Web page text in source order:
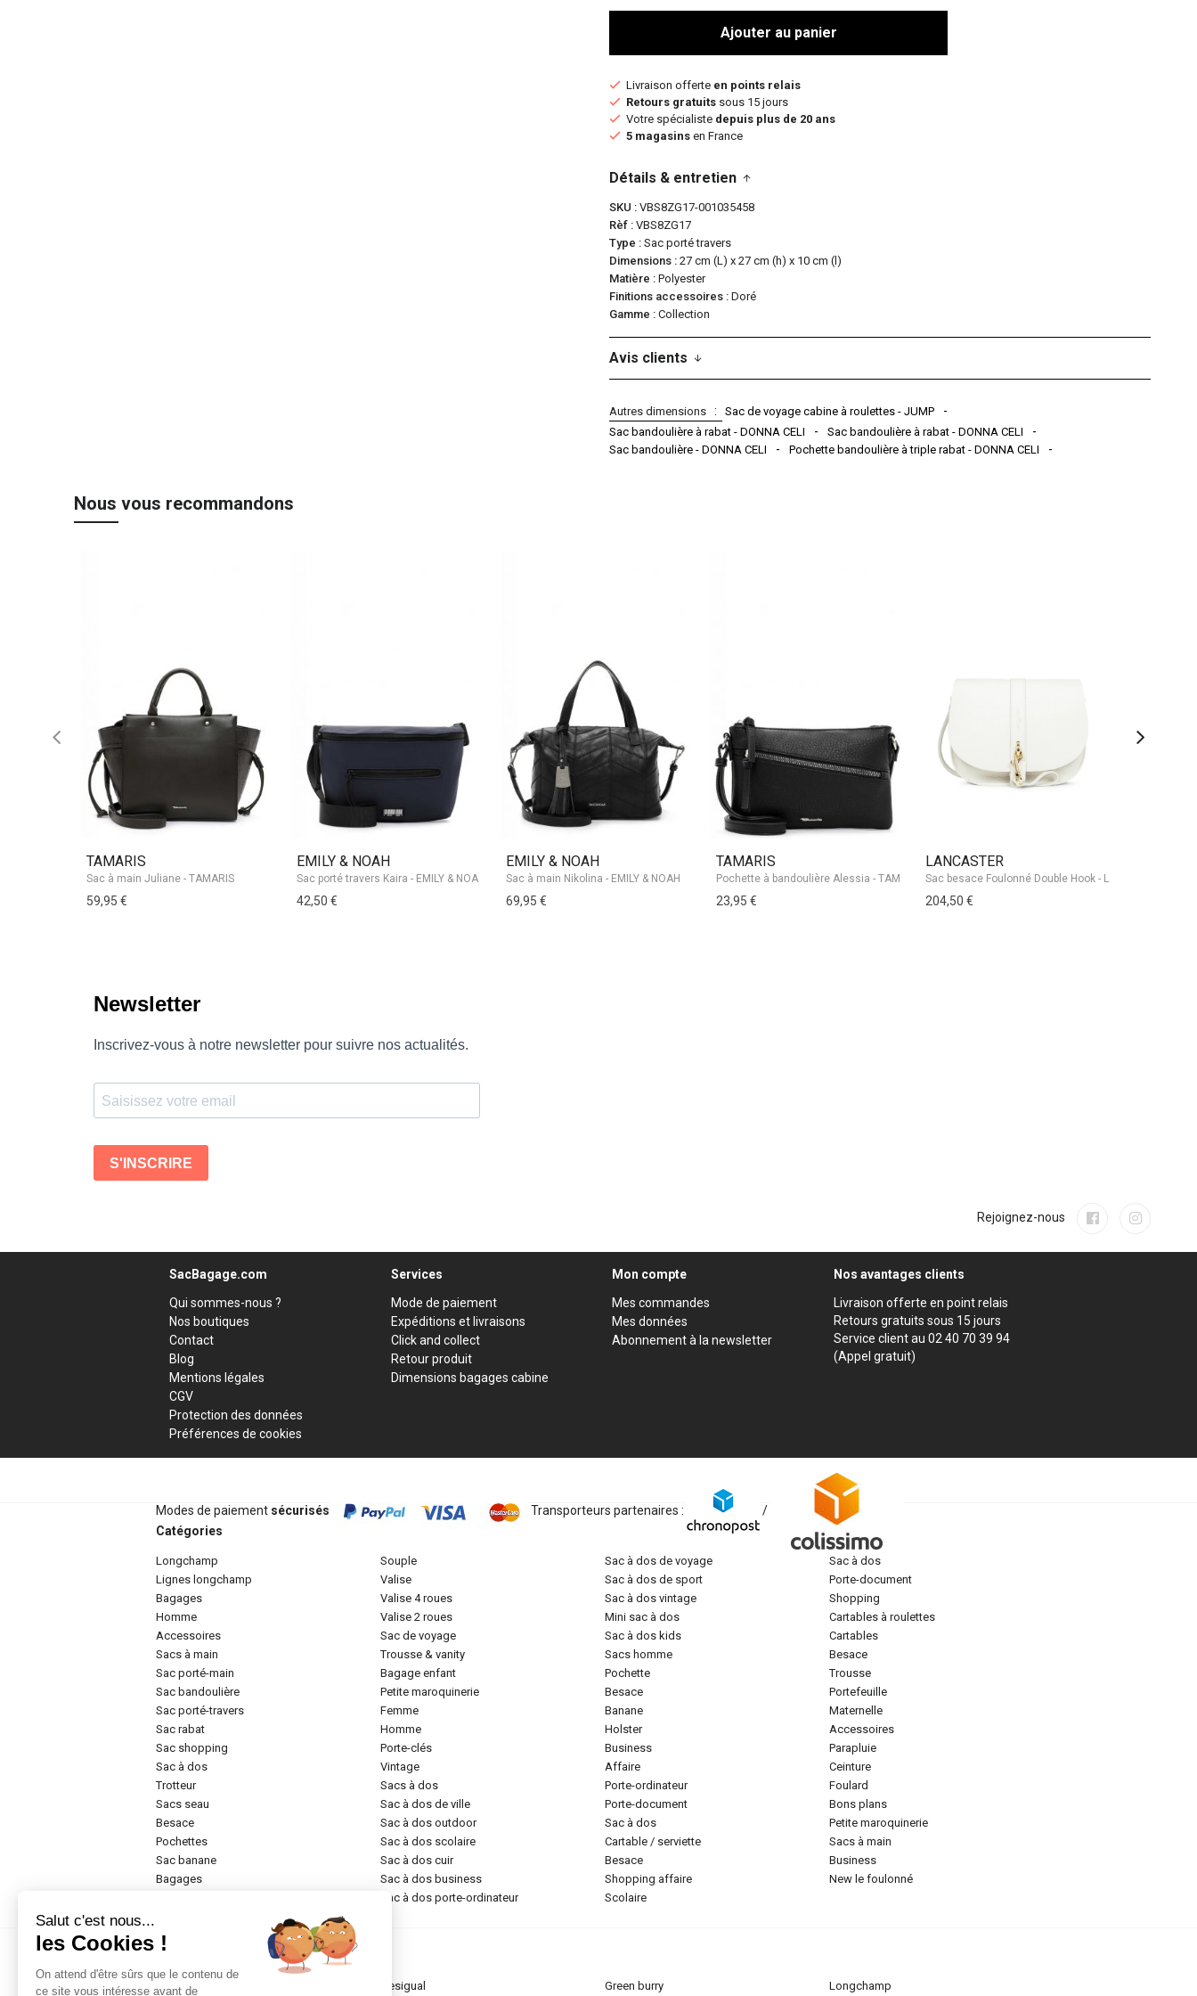
Ajouter au panier
Livraison offerte en points relais
Retours gratuits sous 15 jours
Votre spécialiste depuis plus de 20 ans
5 magasins en France
Détails & entretien
SKU
VBS8ZG17-001035458
Rèf
VBS8ZG17
Type
Sac porté travers
Dimensions
27 cm (L) x 27 cm (h) x 10 cm (l)
Matière
Polyester
Finitions accessoires
Doré
Gamme
Collection
Avis clients
Autres dimensions
Sac de voyage cabine à roulettes - JUMP
Sac bandoulière à rabat - DONNA CELI
Sac bandoulière à rabat - DONNA CELI
Sac bandoulière - DONNA CELI
Pochette bandoulière à triple rabat - DONNA CELI
Nous vous recommandons
TAMARIS
Sac à main Juliane - TAMARIS
59,95 €
EMILY & NOAH
42,50 €
EMILY & NOAH
Sac à main Nikolina - EMILY & NOAH
69,95 €
TAMARIS
23,95 €
LANCASTER
204,50 €
Rejoignez-nous
SacBagage.com
Qui sommes-nous ?
Nos boutiques
Contact
Blog
Mentions légales
CGV
Protection des données
Préférences de cookies
Services
Mode de paiement
Expéditions et livraisons
Click and collect
Retour produit
Dimensions bagages cabine
Mon compte
Mes commandes
Mes données
Abonnement à la newsletter
Nos avantages clients
Livraison offerte en point relais
Retours gratuits sous 15 jours
Service client au 02 40 70 39 94
(Appel gratuit)
Modes de paiement sécurisés Transporteurs partenaires :
/
Catégories
longchamp
lignes longchamp
bagages
homme
accessoires
sacs à main
sac porté-main
sac bandoulière
sac porté-travers
sac rabat
sac shopping
sac à dos
trotteur
sacs seau
besace
pochettes
sac banane
bagages
souple
valise
valise 4 roues
valise 2 roues
sac de voyage
trousse & vanity
bagage enfant
petite maroquinerie
femme
homme
porte-clés
vintage
sacs à dos
sac à dos de ville
sac à dos outdoor
sac à dos scolaire
sac à dos cuir
sac à dos business
sac à dos porte-ordinateur
sac à dos de voyage
sac à dos de sport
sac à dos vintage
mini sac à dos
sac à dos kids
sacs homme
pochette
besace
banane
holster
business
affaire
porte-ordinateur
porte-document
sac à dos
cartable / serviette
besace
shopping affaire
scolaire
sac à dos
porte-document
shopping
cartables à roulettes
cartables
besace
trousse
portefeuille
maternelle
accessoires
parapluie
ceinture
foulard
bons plans
petite maroquinerie
sacs à main
business
new le foulonné
Marques
chesterfield brand desigual green burry longchamp
Salut c'est nous...
les Cookies !
On attend d'être sûrs que le contenu de
ce site vous intéresse avant de